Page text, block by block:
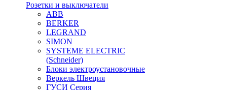
Розетки и выключатели
ABB
BERKER
LEGRAND
SIMON
SYSTEME ELECTRIC
(Schneider)
Блоки электроустановочные
Веркель Швеция
ГУСИ Серия